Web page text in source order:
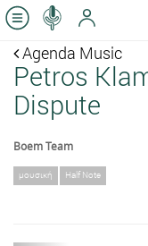
Agenda Music
Petros
Dispute
Boem Team
μουσική Half Note